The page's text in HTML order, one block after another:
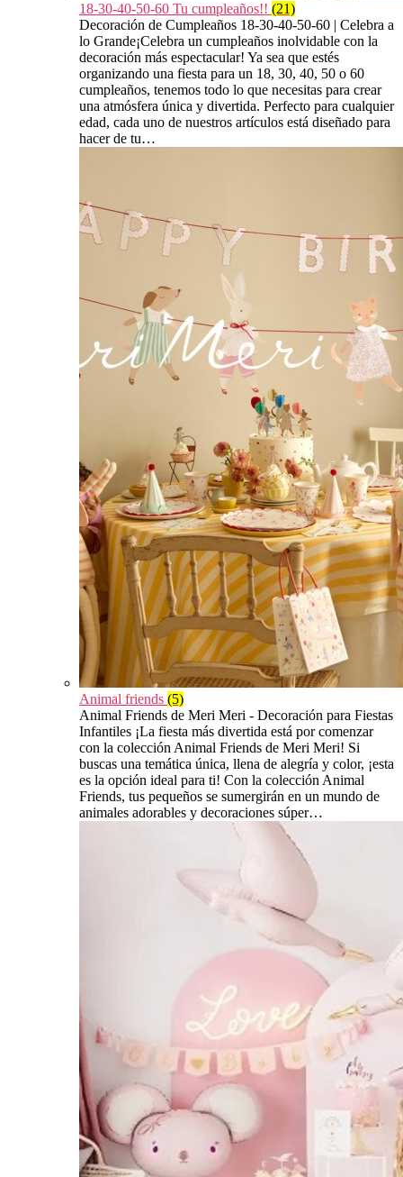
18-30-40-50-60 Tu cumpleaños!! (21)
Decoración de Cumpleaños 18-30-40-50-60 | Celebra a
lo Grande¡Celebra un cumpleaños inolvidable con la
decoración más espectacular! Ya sea que estés
organizando una fiesta para un 18, 30, 40, 50 o 60
cumpleaños, tenemos todo lo que necesitas para crear
una atmósfera única y divertida. Perfecto para cualquier
edad, cada uno de nuestros artículos está diseñado para
hacer de tu…
Animal friends (5)
Animal Friends de Meri Meri - Decoración para Fiestas
Infantiles ¡La fiesta más divertida está por comenzar
con la colección Animal Friends de Meri Meri! Si
buscas una temática única, llena de alegría y color, ¡esta
es la opción ideal para ti! Con la colección Animal
Friends, tus pequeños se sumergirán en un mundo de
animales adorables y decoraciones súper…